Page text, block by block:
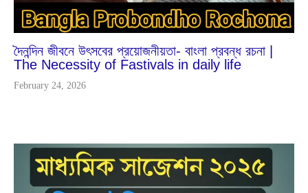
দৈনন্দিন জীবনে উৎসবের প্রয়োজনীয়তা- বাংলা প্রবন্ধ রচনা |
The Necessity of Fastivals in daily life
February 24, 2026
Oct
27